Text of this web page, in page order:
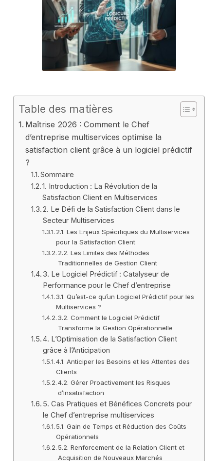
Table des matières
Maîtrise 2026 : Comment le Chef
d’entreprise multiservices optimise la
satisfaction client grâce à un logiciel prédictif
?
Sommaire
1. Introduction : La Révolution de la
Satisfaction Client en Multiservices
2. Le Défi de la Satisfaction Client dans le
Secteur Multiservices
2.1. Les Enjeux Spécifiques du Multiservices
pour la Satisfaction Client
2.2. Les Limites des Méthodes
Traditionnelles de Gestion Client
3. Le Logiciel Prédictif : Catalyseur de
Performance pour le Chef d’entreprise
3.1. Qu’est-ce qu’un Logiciel Prédictif pour les
Multiservices ?
3.2. Comment le Logiciel Prédictif
Transforme la Gestion Opérationnelle
4. L’Optimisation de la Satisfaction Client
grâce à l’Anticipation
4.1. Anticiper les Besoins et les Attentes des
Clients
4.2. Gérer Proactivement les Risques
d’Insatisfaction
5. Cas Pratiques et Bénéfices Concrets pour
le Chef d’entreprise multiservices
5.1. Gain de Temps et Réduction des Coûts
Opérationnels
5.2. Renforcement de la Relation Client et
Acquisition de Nouveaux Marchés